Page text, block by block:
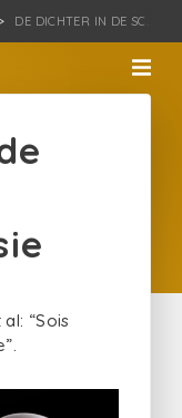
DE DICHTER IN DE
“Sois